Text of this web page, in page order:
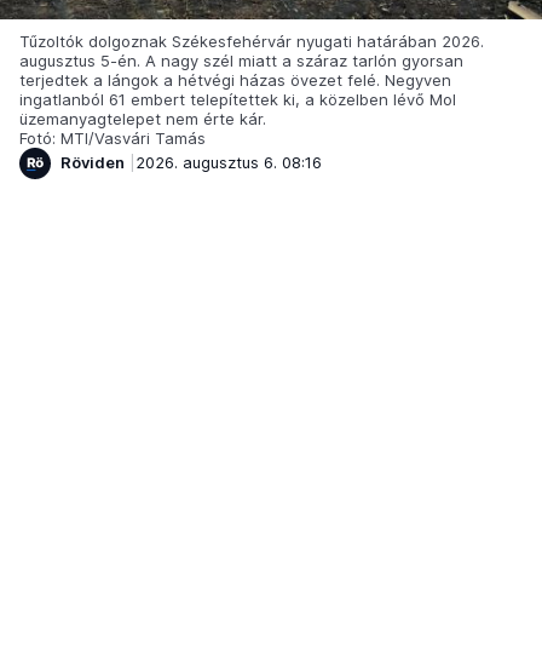
Tűzoltók dolgoznak Székesfehérvár nyugati határában 2026.
augusztus 5-én. A nagy szél miatt a száraz tarlón gyorsan
terjedtek a lángok a hétvégi házas övezet felé. Negyven
ingatlanból 61 embert telepítettek ki, a közelben lévő Mol
üzemanyagtelepet nem érte kár.
Fotó: MTI/Vasvári Tamás
Röviden
2026. augusztus 6. 08:16